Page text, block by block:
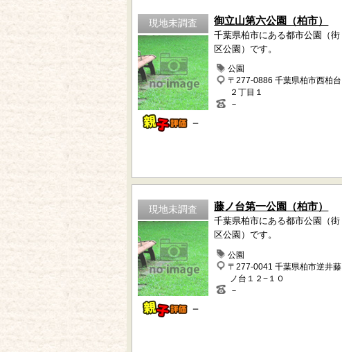
現地未調査
－
御立山第六公園（柏市）
千葉県柏市にある都市公園（街
区公園）です。
公園
〒277-0886 千葉県柏市西柏台
２丁目１
－
現地未調査
－
藤ノ台第一公園（柏市）
千葉県柏市にある都市公園（街
区公園）です。
公園
〒277-0041 千葉県柏市逆井藤
ノ台１２−１０
－